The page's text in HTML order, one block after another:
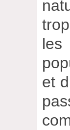
et